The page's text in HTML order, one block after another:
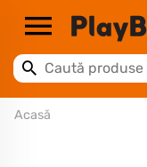
Acasă